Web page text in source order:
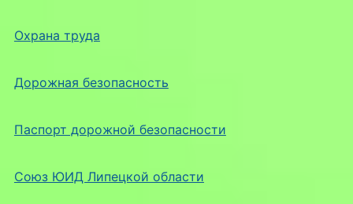
Охрана труда
Дорожная безопасность
Паспорт дорожной безопасности
Союз ЮИД Липецкой области